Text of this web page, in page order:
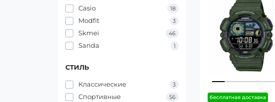
Casio 18
Modfit 3
Skmei 46
Sanda 1
СТИЛЬ
Классические 3
Спортивные 56
бесплатная доставка